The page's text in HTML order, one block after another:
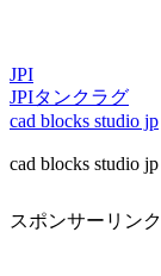
JPI
JPIタンクラグ
cad blocks studio jp
cad blocks studio jp
スポンサーリンク